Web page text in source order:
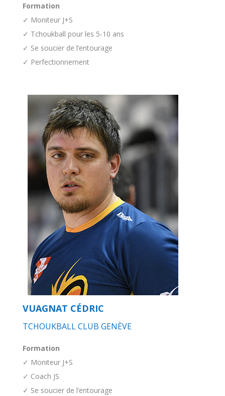
Formation
✓ Moniteur J+S
✓ Tchoukball pour les 5-10 ans
✓ Se soucier de l’entourage
✓ Perfectionnement
VUAGNAT CÉDRIC
TCHOUKBALL CLUB GENÈVE
Formation
✓ Moniteur J+S
✓ Coach JS
✓ Se soucier de l’entourage